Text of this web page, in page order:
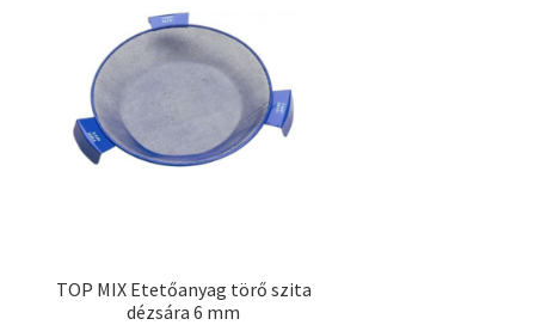
TOP MIX Etetőanyag törő szita
dézsára 6 mm